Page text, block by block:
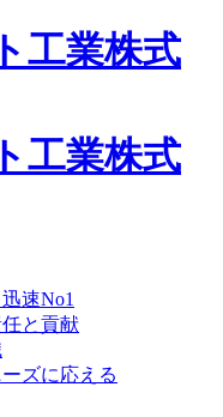
速No1
と貢献
ズに応える